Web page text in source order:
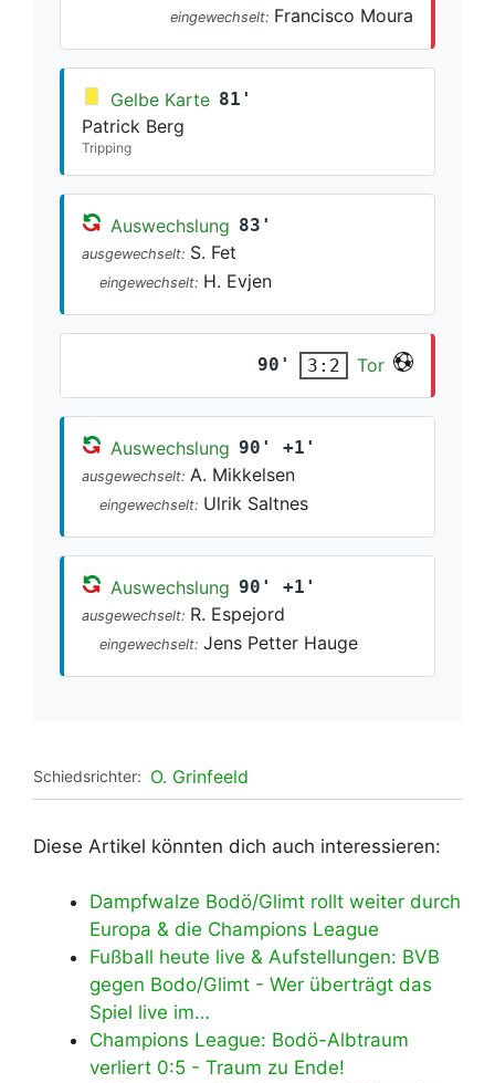
eingewechselt: Francisco Moura
Gelbe Karte 81'
Patrick Berg
Tripping
Auswechslung 83'
ausgewechselt: S. Fet
eingewechselt: H. Evjen
90' 3:2 Tor
Auswechslung 90' +1'
ausgewechselt: A. Mikkelsen
eingewechselt: Ulrik Saltnes
Auswechslung 90' +1'
ausgewechselt: R. Espejord
eingewechselt: Jens Petter Hauge
Schiedsrichter: O. Grinfeeld
Diese Artikel könnten dich auch interessieren:
Dampfwalze Bodö/Glimt rollt weiter durch
Europa & die Champions League
Fußball heute live & Aufstellungen: BVB
gegen Bodo/Glimt - Wer überträgt das
Spiel live im…
Champions League: Bodö-Albtraum
verliert 0:5 - Traum zu Ende!